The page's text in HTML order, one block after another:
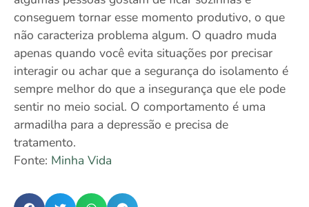
conseguem tornar esse momento produtivo, o que
não caracteriza problema algum. O quadro muda
apenas quando você evita situações por precisar
interagir ou achar que a segurança do isolamento é
sempre melhor do que a insegurança que ele pode
sentir no meio social. O comportamento é uma
armadilha para a depressão e precisa de
tratamento.
Fonte: Minha Vida